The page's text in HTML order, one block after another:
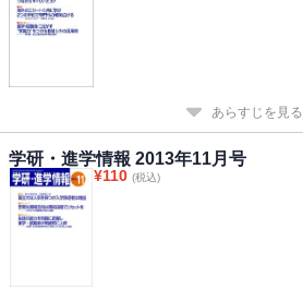
あらすじを見る
学研・進学情報 2013年11月号
¥110 (税込)